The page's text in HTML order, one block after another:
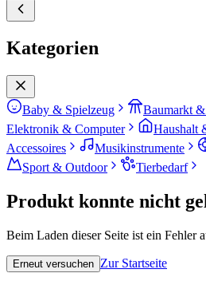
Kategorien
Baby & Spielzeug Baumarkt
Elektronik & Computer
Haushalt
Accessoires
Musikinstrumente
Sport & Outdoor
Tierbedarf
Produkt konnte nicht
Beim Laden dieser Seite ist ein Fehler
Erneut versuchen Zur Startseite